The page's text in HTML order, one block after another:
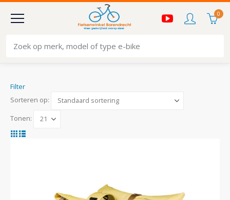
0
Filter
Sorteren op:
Tonen: